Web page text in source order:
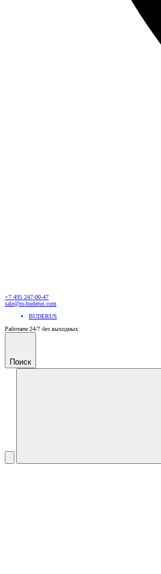
+7 495 247-00-47
sale@ru-buderus.com
BUDERUS
Работаем 24/7 без выходных
Поиск